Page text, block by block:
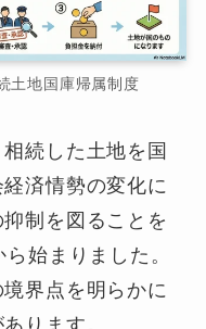
土地国庫帰属制度
相続した土地を国
済情勢の変化に
制を図ることを
始まりました。
界点を明らかに
ります。